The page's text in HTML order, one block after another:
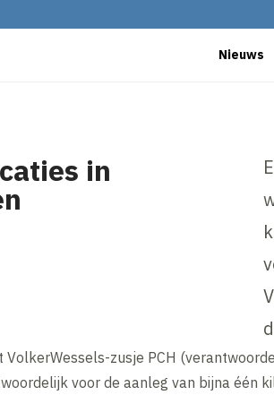
Nieuws
in
VolkerWessels-zusje PCH
voor de aanleg van bijna één